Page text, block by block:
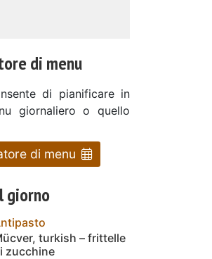
di menu
di pianificare in
giornaliero o quello
di menu
giorno
turkish – frittelle
zucchine